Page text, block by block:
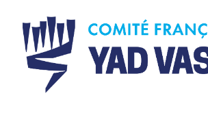
content